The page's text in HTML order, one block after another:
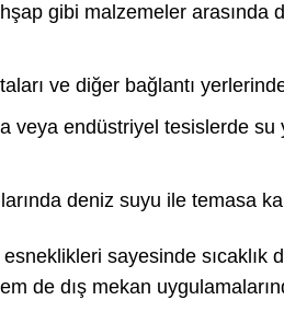
gibi malzemeler arasında
ve diğer bağlantı
veya endüstriyel tesislerde su
deniz suyu ile temasa
sayesinde sıcaklık
de dış mekan